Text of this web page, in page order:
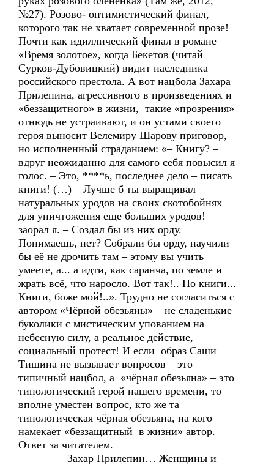
№27). Розово- оптимистический финал,
которого так не хватает современной прозе!
Почти как идиллический финал в романе
«Время золотое», когда Бекетов (читай
Сурков-Дубовицкий) видит наследника
российского престола. А вот нацбола Захара
Прилепина, агрессивного в произведениях и
«беззащитного» в жизни, такие «прозрения»
отнюдь не устраивают, и он устами своего
героя выносит Велемиру Шарову приговор,
но исполненный страданием: «– Книгу? –
вдруг неожиданно для самого себя повысил я
голос. – Это, ****ь, последнее дело – писать
книги! (…) – Лучше б ты выращивал
натуральных уродов на своих скотобойнях
для уничтожения еще больших уродов! –
заорал я. – Создал бы из них орду.
Понимаешь, нет? Собрали бы орду, научили
бы её не дрочить там – этому вы учить
умеете, а... а идти, как саранча, по земле и
жрать всё, что наросло. Вот так!.. Но книги...
Книги, боже мой!..». Трудно не согласиться с
автором «Чёрной обезьяны» – не сладенькие
буколики с мистическим упованием на
небесную силу, а реальное действие,
социальный протест! И если образ Саши
Тишина не вызывает вопросов – это
типичный нацбол, а «чёрная обезьяна» – это
типологический герой нашего времени, то
вполне уместен вопрос, кто же та
типологическая чёрная обезьяна, на кого
намекает «беззащитный в жизни» автор.
Ответ за читателем.
Захар Прилепин… Женщины и